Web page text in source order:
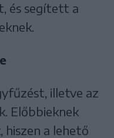
és segített a
illetve az
Előbbieknek
hiszen a lehető